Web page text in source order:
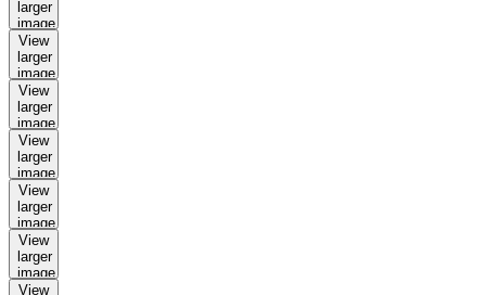
larger
image
View
larger
image
View
larger
image
View
larger
image
View
larger
image
View
larger
image
View